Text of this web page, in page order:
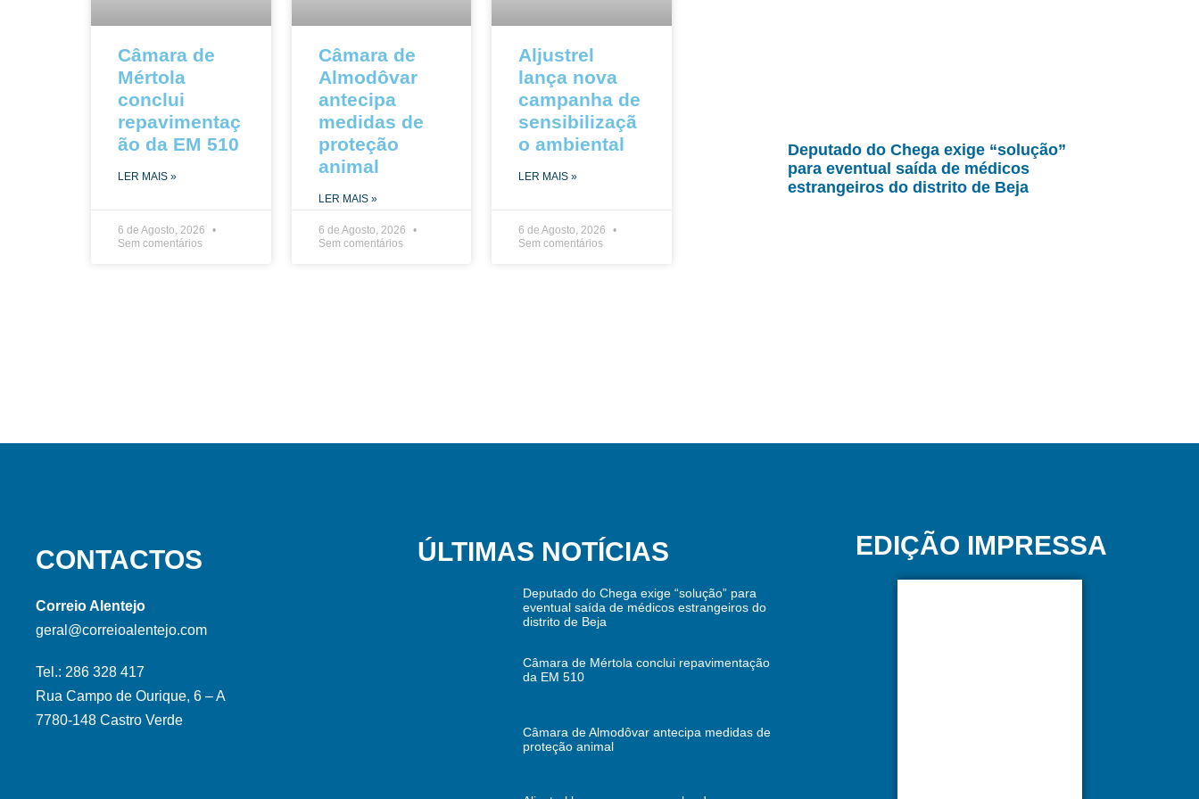
Câmara de
Mértola
conclui
repavimentaç
ão da EM 510
LER MAIS »
6 de Agosto, 2026
Sem comentários
Câmara de
Almodôvar
antecipa
medidas de
proteção
animal
LER MAIS »
6 de Agosto, 2026
Sem comentários
Aljustrel
lança nova
campanha de
sensibilizaçã
o ambiental
LER MAIS »
6 de Agosto, 2026
Sem comentários
Deputado do Chega exige “solução”
para eventual saída de médicos
estrangeiros do distrito de Beja
CONTACTOS
Correio Alentejo
geral@correioalentejo.com
Tel.: 286 328 417
Rua Campo de Ourique, 6 – A
7780-148 Castro Verde
ÚLTIMAS NOTÍCIAS
Deputado do Chega exige “solução” para
eventual saída de médicos estrangeiros do
distrito de Beja
Câmara de Mértola conclui repavimentação
da EM 510
Câmara de Almodôvar antecipa medidas de
proteção animal
EDIÇÃO IMPRESSA